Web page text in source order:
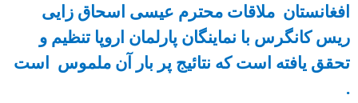
افغانستان ملاقات محترم عیسی اسحاق زایی
ریس کانگرس با نماینگان پارلمان اروپا تنظیم و
تحقق یافته است که نتائیج پر بار آن ملموس است
.